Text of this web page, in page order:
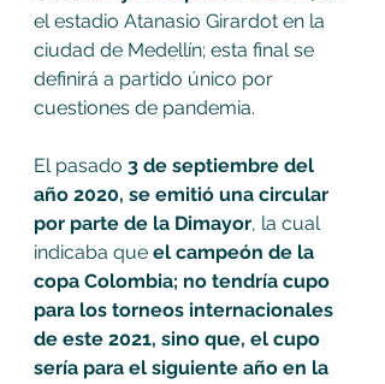
el estadio Atanasio Girardot en la
ciudad de Medellín; esta final se
definirá a partido único por
cuestiones de pandemia.
El pasado 3 de septiembre del
año 2020, se emitió una circular
por parte de la Dimayor, la cual
indicaba que el campeón de la
copa Colombia; no tendría cupo
para los torneos internacionales
de este 2021, sino que, el cupo
sería para el siguiente año en la